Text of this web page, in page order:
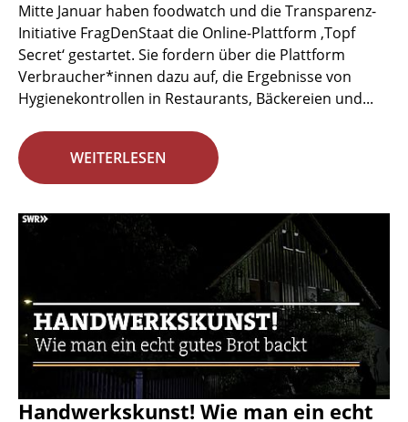
Mitte Januar haben foodwatch und die Transparenz-
Initiative FragDenStaat die Online-Plattform ‚Topf
Secret‘ gestartet. Sie fordern über die Plattform
Verbraucher*innen dazu auf, die Ergebnisse von
Hygienekontrollen in Restaurants, Bäckereien und...
WEITERLESEN
Handwerkskunst! Wie man ein echt